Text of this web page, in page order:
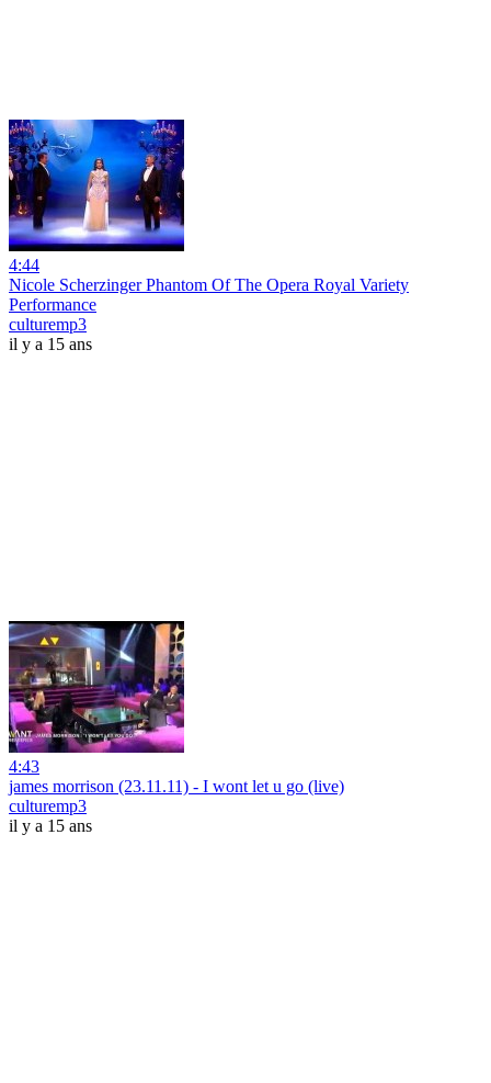
4:44
Nicole Scherzinger Phantom Of The Opera Royal Variety
Performance
culturemp3
il y a 15 ans
4:43
james morrison (23.11.11) - I wont let u go (live)
culturemp3
il y a 15 ans